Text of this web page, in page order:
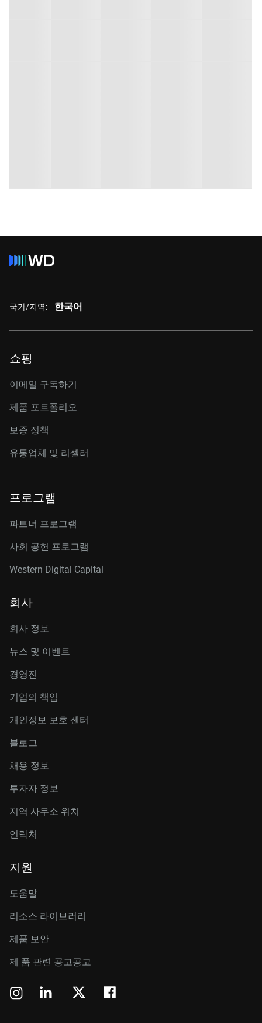
국가/지역: 한국어
쇼핑
이메일 구독하기
제품 포트폴리오
보증 정책
유통업체 및 리셀러
프로그램
파트너 프로그램
사회 공헌 프로그램
Western Digital Capital
회사
회사 정보
뉴스 및 이벤트
경영진
기업의 책임
개인정보 보호 센터
블로그
채용 정보
투자자 정보
지역 사무소 위치
연락처
지원
도움말
리소스 라이브러리
제품 보안
제 품 관련 공고공고